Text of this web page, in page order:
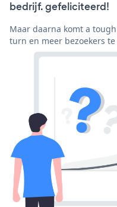
bedrijf. gefeliciteerd!
Maar daarna komt a
turn en meer bezoekers